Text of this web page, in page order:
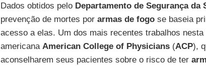
Dados obtidos pelo Departamento de Segurança da
prevenção de mortes por armas de fogose baseia
acesso a elas. Um dos mais recentes trabalhos
americana American College of Physicians(ACP),
aconselharem seus pacientes sobre o risco de ter